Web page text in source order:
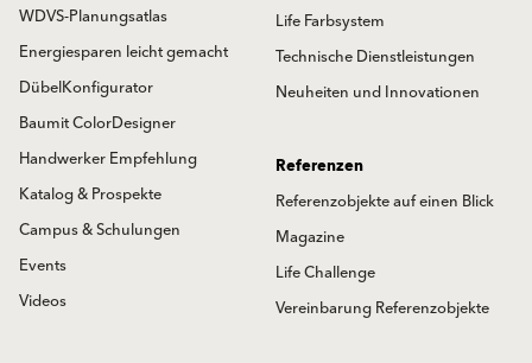
WDVS-Planungsatlas
Energiesparen leicht gemacht
DübelKonfigurator
Baumit ColorDesigner
Handwerker Empfehlung
Katalog & Prospekte
Campus & Schulungen
Events
Videos
Life Farbsystem
Technische Dienstleistungen
Neuheiten und Innovationen
Referenzen
Referenzobjekte auf einen Blick
Magazine
Life Challenge
Vereinbarung Referenzobjekte